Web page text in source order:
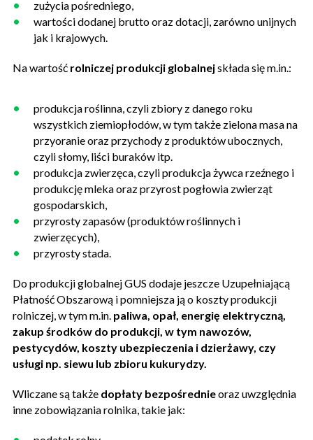
zużycia pośredniego,
wartości dodanej brutto oraz dotacji, zarówno unijnych
jak i krajowych.
Na wartość rolniczej produkcji globalnejskłada się m.in.:
produkcja roślinna, czyli zbiory z danego roku
wszystkich ziemiopłodów, w tym także zielona masa na
przyoranie oraz przychody z produktów ubocznych,
czyli słomy, liści buraków itp.
produkcja zwierzęca, czyli produkcja żywca rzeźnego i
produkcję mleka oraz przyrost pogłowia zwierząt
gospodarskich,
przyrosty zapasów (produktów roślinnych i
zwierzęcych),
przyrosty stada.
Do produkcji globalnej GUS dodaje jeszcze Uzupełniającą
Płatność Obszarową i pomniejsza ją o koszty produkcji
rolniczej, w tym m.in. paliwa, opał, energię elektryczną,
zakup środków do produkcji, w tym nawozów,
pestycydów, koszty ubezpieczenia i dzierżawy, czy
usługi np. siewu lub zbioru kukurydzy.
Wliczane są także dopłaty bezpośrednieoraz uwzględnia
inne zobowiązania rolnika, takie jak: